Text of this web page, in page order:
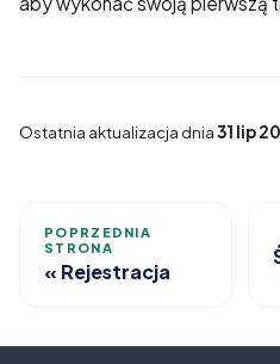
Ostatnia aktualizacja dnia31 lip
POPRZEDNIA
STRONA
Rejestracja